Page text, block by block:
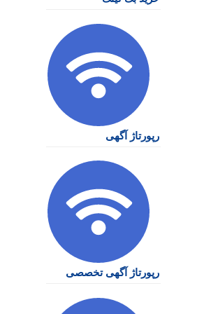
رپورتاژ آگهی
رپورتاژ آگهی تخصصی